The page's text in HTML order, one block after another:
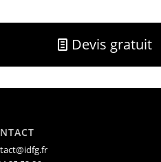
Devis gratuit